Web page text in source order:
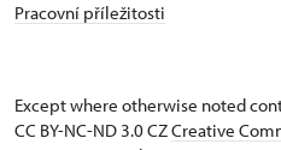
Pracovní příležitosti
Except where otherwise noted
CC BY-NC-ND 3.0 CZCreative